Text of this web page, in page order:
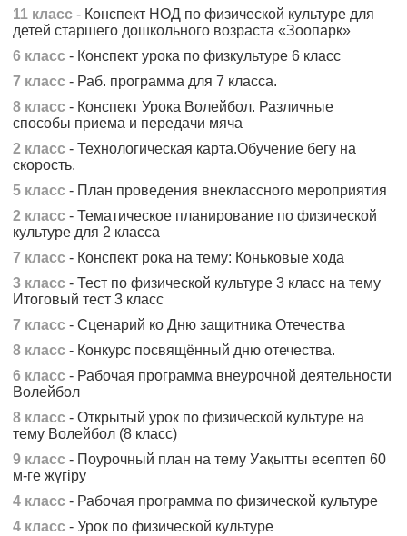
11 класс - Конспект НОД по физической культуре для
детей старшего дошкольного возраста «Зоопарк»
6 класс - Конспект урока по физкультуре 6 класс
7 класс - Раб. программа для 7 класса.
8 класс - Конспект Урока Волейбол. Различные
способы приема и передачи мяча
2 класс - Технологическая карта.Обучение бегу на
скорость.
5 класс - План проведения внеклассного мероприятия
2 класс - Тематическое планирование по физической
культуре для 2 класса
7 класс - Конспект рока на тему: Коньковые хода
3 класс - Тест по физической культуре 3 класс на тему
Итоговый тест 3 класс
7 класс - Сценарий ко Дню защитника Отечества
8 класс - Конкурс посвящённый дню отечества.
6 класс - Рабочая программа внеурочной деятельности
Волейбол
8 класс - Открытый урок по физической культуре на
тему Волейбол (8 класс)
9 класс - Поурочный план на тему Уақытты есептеп 60
м-ге жүгіру
4 класс - Рабочая программа по физической культуре
4 класс - Урок по физической культуре